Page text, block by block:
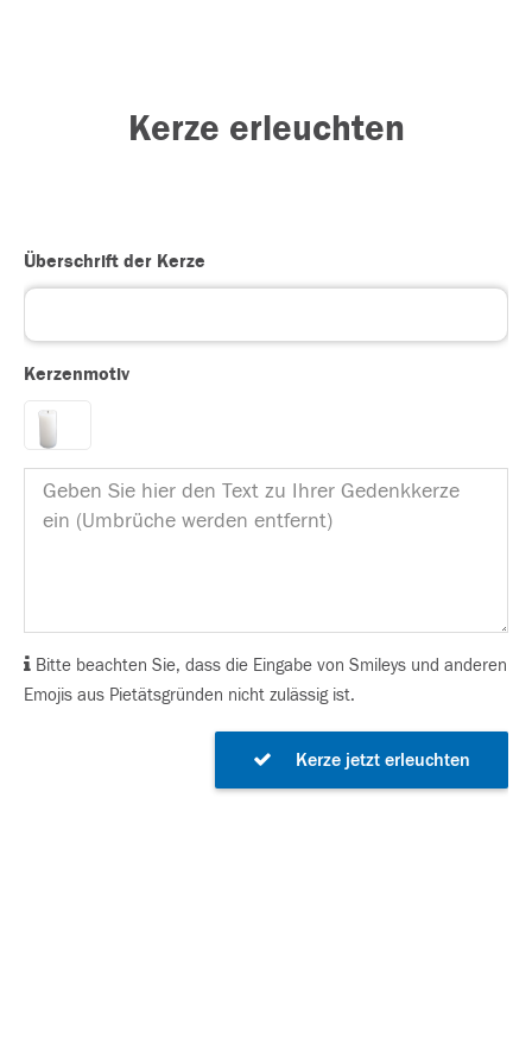
Kerze erleuchten
Überschrift der Kerze
Kerzenmotiv
Bitte beachten Sie, dass die Eingabe von Smileys und anderen
Emojis aus Pietätsgründen nicht zulässig ist.
Kerze jetzt erleuchten